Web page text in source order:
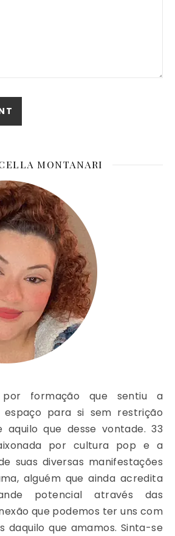
MONTANARI
por formação que sentiu a
para si sem restrição
que desse vontade. 33
por cultura pop e a
suas diversas manifestações
alguém que ainda acredita
potencial através das
que podemos ter uns com
daquilo que amamos. Sinta-se